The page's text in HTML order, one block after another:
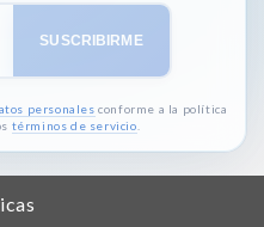
SUSCRIBIRME
personales conforme a la política
términos de servicio